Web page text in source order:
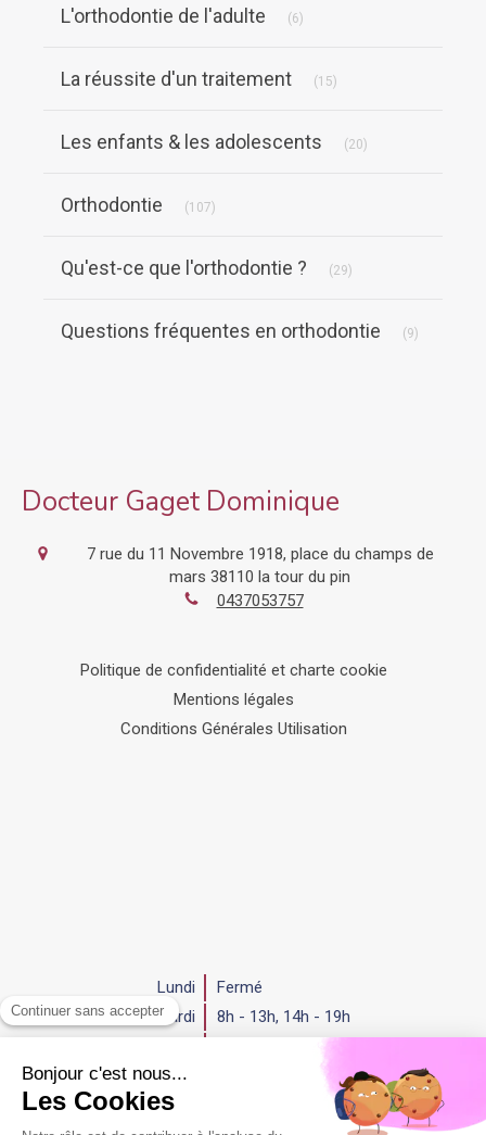
L'orthodontie de l'adulte (6)
La réussite d'un traitement (15)
Les enfants & les adolescents (20)
Orthodontie (107)
Qu'est-ce que l'orthodontie ? (29)
Questions fréquentes en orthodontie (9)
Docteur Gaget Dominique
7 rue du 11 Novembre 1918, place du champs de
mars 38110 la tour du pin
0437053757
Politique de confidentialité et charte cookie
Mentions légales
Conditions Générales Utilisation
Lundi
Fermé
Mardi
8h - 13h, 14h - 19h
14h - 19h
Jeudi
14h - 19h
Vendredi
14h - 19h